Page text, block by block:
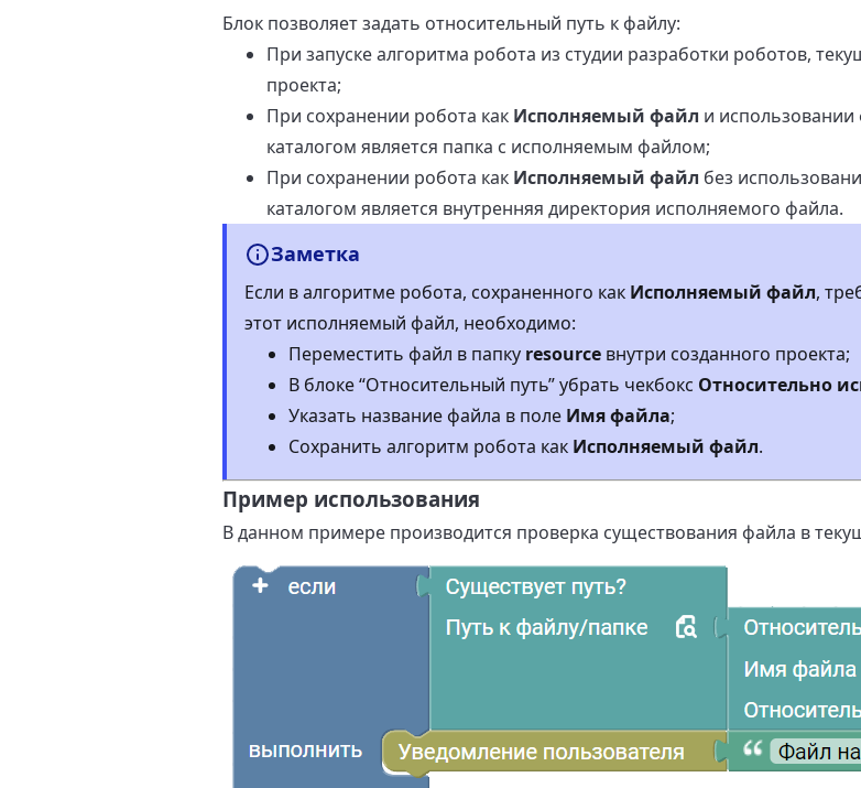
Блок позволяет задать относительный путь к файлу:
При запуске алгоритма робота из студии разработки роботов,
проекта;
При сохранении робота как Исполняемый файл и
каталогом является папка с исполняемым файлом;
При сохранении робота как Исполняемый файл без
каталогом является внутренняя директория исполняемого файла.
Заметка
Если в алгоритме робота, сохраненного как Исполняемый файл,
этот исполняемый файл, необходимо:
Переместить файл в папку resource внутри созданного проекта;
В блоке “Относительный путь” убрать чекбокс Относительно
Указать название файла в поле Имя файла;
Сохранить алгоритм робота как Исполняемый файл.
Пример использования
В данном примере производится проверка существования файла в